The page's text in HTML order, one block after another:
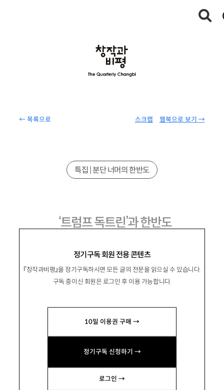
← 목록으로 웹북으로 보기 →
스크랩
정기구독 회원 전용 콘텐츠
『창작과비평』을 정기구독하시면 모든 글의 전문을 읽으실 수 있습니다.
구독 중이신 회원은 로그인 후 이용 가능합니다.
10일 이용권 구매 →
정기구독 신청하기 →
로그인 →
특집 | 분단 너머의 한반도
‘트럼프 독트린’과 한반도
회
일본 국제기독교대학 정치·국제관계학과 교수.
저서 『한미동맹은 영구화하는가』 『한국지성과의
통일대담』(공저) 등이 있음. suh@icu.ac.jp